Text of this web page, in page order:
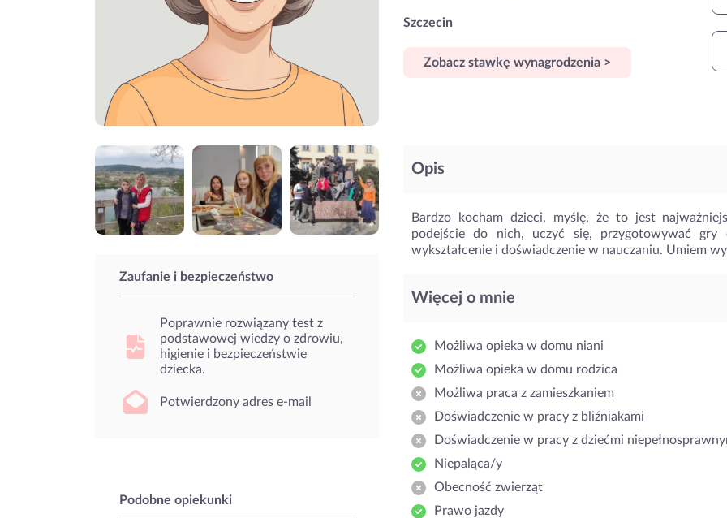
Szczecin
Zobacz stawkę wynagrodzenia >
Zaufanie i bezpieczeństwo
Poprawnie rozwiązany test z
podstawowej wiedzy o zdrowiu,
higienie i bezpieczeństwie
dziecka.
Potwierdzony adres e-mail
Podobne opiekunki
Opis
Bardzo kocham dzieci, myślę, że to jest
podejście do nich, uczyć się, przygotowywać gry
wykształcenie i doświadczenie w nauczaniu. Umiem
Więcej o mnie
Możliwa opieka w domu niani
Możliwa opieka w domu rodzica
Możliwa praca z zamieszkaniem
Doświadczenie w pracy z bliźniakami
Doświadczenie w pracy z dziećmi
Niepaląca/y
Obecność zwierząt
Prawo jazdy